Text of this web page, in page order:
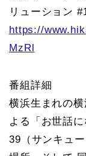
リューション
https://
MzRl
番組詳細
横浜生まれの
よる「お世話
39（サンキュ